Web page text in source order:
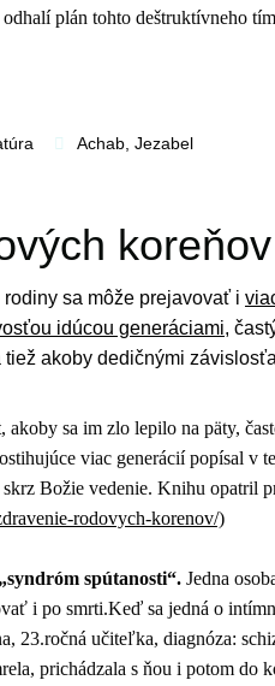
plán tohto deštruktívneho
Achab, Jezabel
koreňov
sa môže prejavovať i
idúcou generáciami,
akoby dedičnými
sa im zlo lepilo na päty,
viac generácií popísal v
Božie vedenie. Knihu opatril
rodovych-korenov/)
„syndróm spútanosti“. Jedna
i po smrti.Keď sa jedná o
23.ročná učiteľka, diagnóza:
prichádzala s ňou i potom do